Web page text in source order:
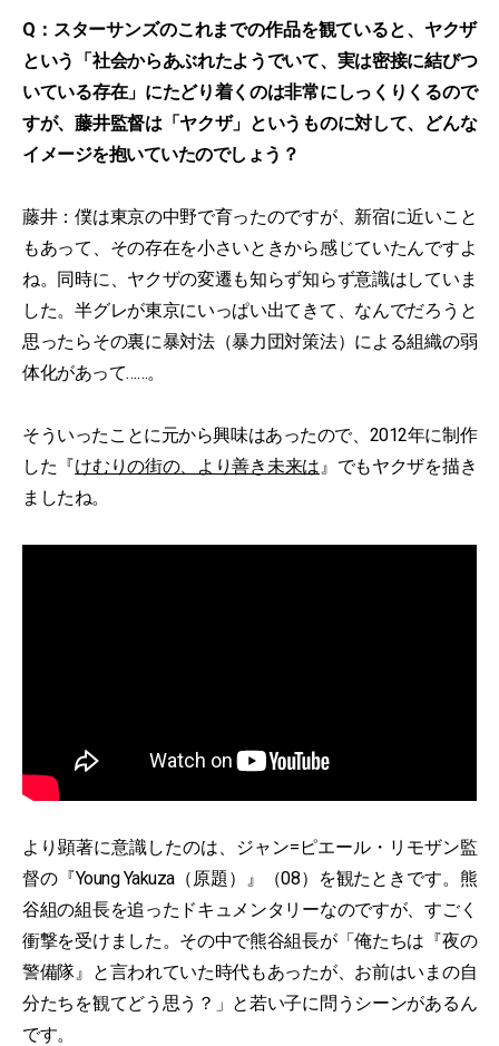
Q：スターサンズのこれまでの作品を観ていると、ヤクザ
という「社会からあぶれたようでいて、実は密接に結びつ
いている存在」にたどり着くのは非常にしっくりくるので
すが、藤井監督は「ヤクザ」というものに対して、どんな
イメージを抱いていたのでしょう？
藤井：僕は東京の中野で育ったのですが、新宿に近いこと
もあって、その存在を小さいときから感じていたんですよ
ね。同時に、ヤクザの変遷も知らず知らず意識はしていま
した。半グレが東京にいっぱい出てきて、なんでだろうと
思ったらその裏に暴対法（暴力団対策法）による組織の弱
体化があって……。
そういったことに元から興味はあったので、2012年に制作
した『けむりの街の、より善き未来は』でもヤクザを描き
ましたね。
より顕著に意識したのは、ジャン=ピエール・リモザン監
督の『Young Yakuza（原題）』（08）を観たときです。熊
谷組の組長を追ったドキュメンタリーなのですが、すごく
衝撃を受けました。その中で熊谷組長が「俺たちは『夜の
警備隊』と言われていた時代もあったが、お前はいまの自
分たちを観てどう思う？」と若い子に問うシーンがあるん
です。